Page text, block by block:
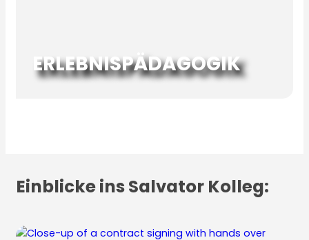
ERLEBNISPÄDAGOGIK
Einblicke ins Salvator Kolleg: